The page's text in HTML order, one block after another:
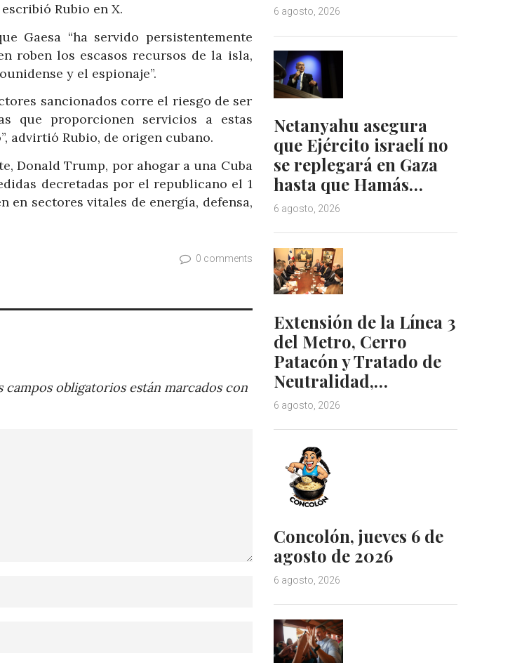
Rubio en X.
Gaesa “ha servido persistentemente
roben los escasos recursos de la isla,
y el espionaje”.
sancionados corre el riesgo de ser
que proporcionen servicios a estas
advirtió Rubio, de origen cubano.
Donald Trump, por ahogar a una Cuba
decretadas por el republicano el 1
en sectores vitales de energía, defensa,
0 comments
campos obligatorios están marcados con
6 agosto, 2026
Netanyahu asegura
que Ejército israelí no
se replegará en Gaza
hasta que Hamás…
6 agosto, 2026
Extensión de la Línea 3
del Metro, Cerro
Patacón y Tratado de
Neutralidad,…
6 agosto, 2026
Concolón, jueves 6 de
agosto de 2026
6 agosto, 2026